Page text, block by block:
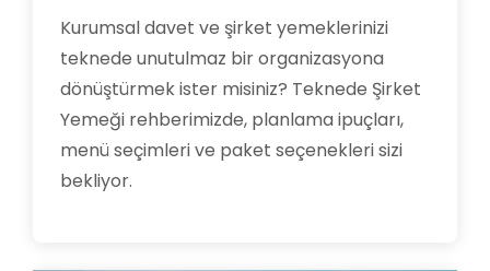
Kurumsal davet ve şirket yemeklerinizi
teknede unutulmaz bir organizasyona
dönüştürmek ister misiniz? Teknede Şirket
Yemeği rehberimizde, planlama ipuçları,
menü seçimleri ve paket seçenekleri sizi
bekliyor.